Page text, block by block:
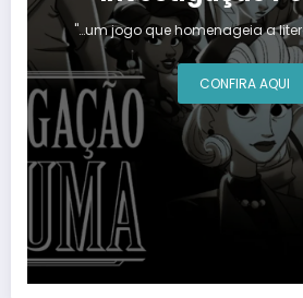
"…um jogo que homenageia a
CONFIRA AQUI